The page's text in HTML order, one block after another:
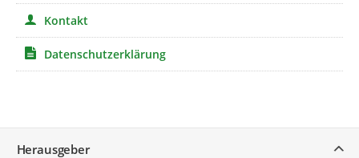
Kontakt
Datenschutzerklärung
Herausgeber